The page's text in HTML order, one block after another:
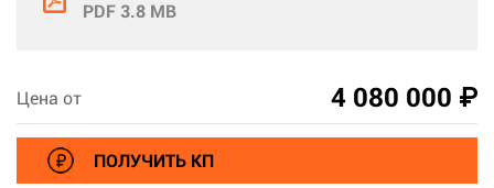
PDF 3.8 MB
Цена от 4 080 000 ₽
ПОЛУЧИТЬ КП